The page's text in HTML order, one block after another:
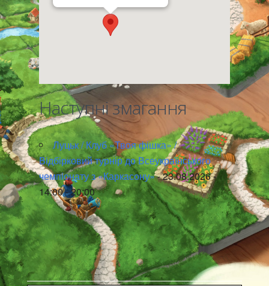
Наступні змагання
Луцьк / Клуб «Твоя фішка» /
Відбірковий турнір до Всеукраїнського
чемпіонату з «Каркасону»- 23.08.2026 -
14:00 - 20:00